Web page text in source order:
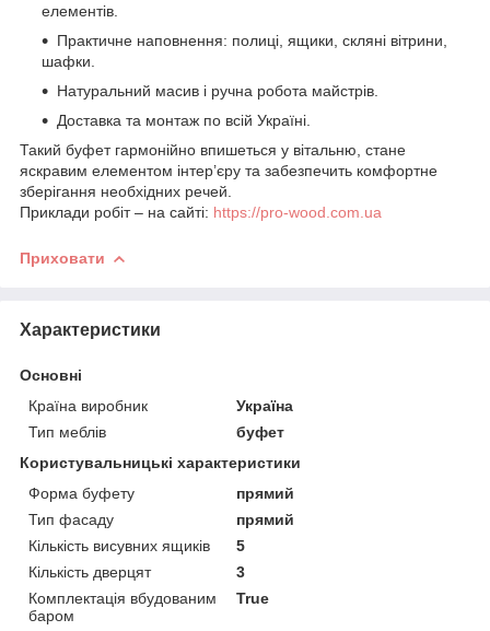
елементів.
Практичне наповнення: полиці, ящики, скляні вітрини,
шафки.
Натуральний масив і ручна робота майстрів.
Доставка та монтаж по всій Україні.
Такий буфет гармонійно впишеться у вітальню, стане
яскравим елементом інтер’єру та забезпечить комфортне
зберігання необхідних речей.
Приклади робіт – на сайті: https://pro-wood.com.ua
Приховати
Характеристики
Основні
Країна виробник
Україна
Тип меблів
буфет
Користувальницькі характеристики
Форма буфету
прямий
Тип фасаду
прямий
Кількість висувних ящиків
5
Кількість дверцят
3
Комплектація вбудованим
баром
True